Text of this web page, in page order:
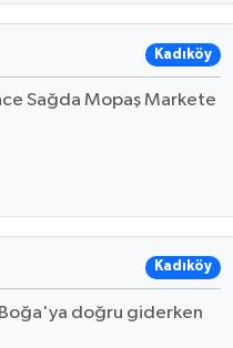
Kadıköy
Sağda Mopaş Markete
Kadıköy
Boğa'ya doğru giderken